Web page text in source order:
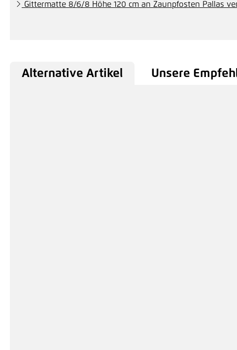
Gittermatte 8/6/8 Höhe 120 cm an Zaunpfosten Pallas
Alternative Artikel Unsere